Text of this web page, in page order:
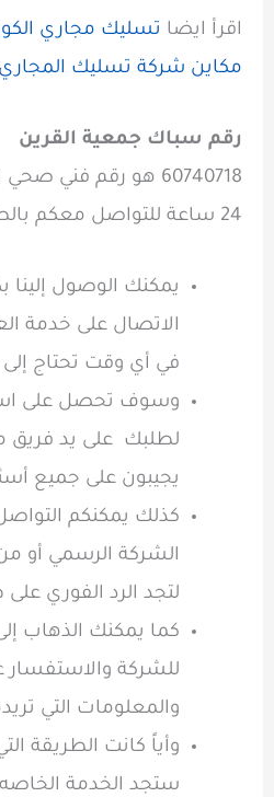
اقرأ ايضا
مكاين شركة تسليك المجاري
رقم سباك جمعية القرين
60740718 هو رقم فني
24 ساعة للتواصل معكم بالطرق التالية:
يمكنك الوصول
الاتصال على خدمة
في أي وقت تحتاج إلى
وسوف تحصل على
لطلبك على يد فريق
يجيبون على جميع
كذلك يمكنكم
الشركة الرسمي أو
لتجد الرد الفوري
كما يمكنك الذهاب
للشركة والاستفسار
والمعلومات التي
وأياً كانت الطريقة
ستجد الخدمة الخاصه